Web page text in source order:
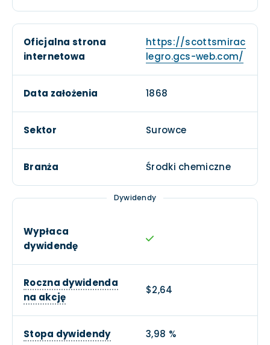
Oficjalna strona
internetowa
https://scottsmirac
legro.gcs-web.com/
Data założenia 1868
Sektor Surowce
Branża Środki chemiczne
Dywidendy
Wypłaca
dywidendę
Roczna dywidenda
na akcję
$2,64
Stopa dywidendy 3,98 %